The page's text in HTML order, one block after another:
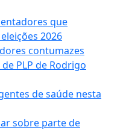
que
2026
contumazes
PLP de Rodrigo
de saúde nesta
sobre parte de